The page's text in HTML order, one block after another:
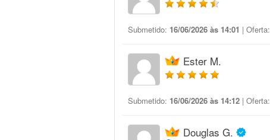
Submetido: 16/06/2026 às 14:01 | Oferta:
Ester M.
Submetido: 16/06/2026 às 14:12 | Oferta:
Douglas G.